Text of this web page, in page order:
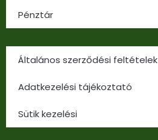
Pénztár
Általános szerződési feltételek
Adatkezelési tájékoztató
Sütik kezelési